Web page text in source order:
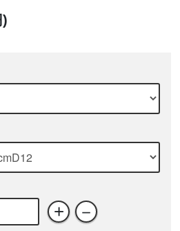
+ －